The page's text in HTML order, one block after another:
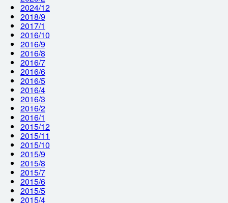
2024/12
2018/9
2017/1
2016/10
2016/9
2016/8
2016/7
2016/6
2016/5
2016/4
2016/3
2016/2
2016/1
2015/12
2015/11
2015/10
2015/9
2015/8
2015/7
2015/6
2015/5
2015/4